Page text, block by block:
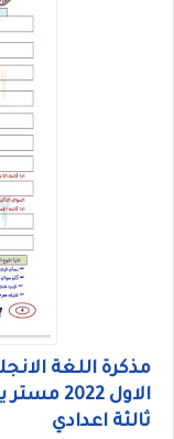
مذكرة اللغة
الاول
ثالثة اعدادي